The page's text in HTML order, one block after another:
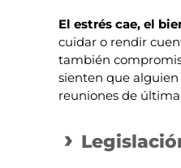
El estrés cae, el
cuidar o rendir
también
sienten que alguien
reuniones de última